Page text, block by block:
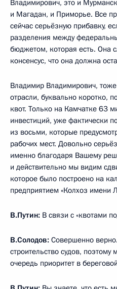
Владимирович, это и
и Магадан, и Приморье. Все
сейчас серьёзную прибавку,
разделения между
бюджетом, которая есть. Она
консенсус, что она должна
Владимир Владимирович,
отрасли, буквально коротко,
квот. Только на Камчатке 63
инвестиций, уже фактически
из восьми, которые
рабочих мест. Довольно
именно благодаря Вашему
и действительно мы видим
которое было построено на
предприятием «Колхоз имени
В.Путин: В связи с «квотами
В.Солодов: Совершенно верно.
строительство судов,
очередь приоритет в